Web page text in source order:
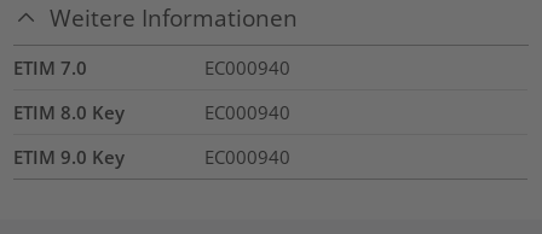
Weitere Informationen
ETIM 7.0
EC000940
ETIM 8.0 Key
EC000940
ETIM 9.0 Key
EC000940